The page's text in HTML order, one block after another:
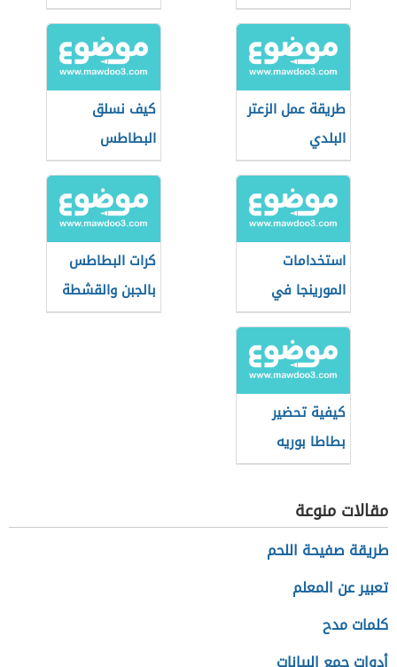
المهروسة
طريقة عمل الزعتر
البلدي
كيف نسلق
البطاطس
استخدامات
المورينجا في
وصفات الطعام
كرات البطاطس
بالجبن والقشطة
كيفية تحضير
بطاطا بوريه
مقالات منوعة
طريقة صفيحة اللحم
تعبير عن المعلم
كلمات مدح